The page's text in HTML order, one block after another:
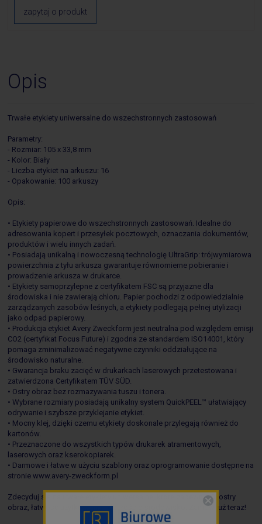
zapytaj o produkt
Opis
Trwałe etykiety uniwersalne do wszechstronnych zastosowań
Parametry:
- Rozmiar: 105 x 33,8 mm
- Kolor: Biały
- Liczba etykiet na arkuszu: 16
- Opakowanie: 100 arkuszy
Opis:
• Etykiety papierowe do wszechstronnych zastosowań. Idealne do
adresowania kopert i przesyłek pocztowych, oznaczania dokumentów,
produktów i wielu innych zadań.
• Posiadają unikalną i nowoczesną technologię UltraGrip: trójwymiarowa
powierzchnia z tyłu arkusza gwarantuje równomierne pobieranie i
prowadzenie arkusza w drukarce.
• Etykiety samoprzylepne z certyfikatem FSC są przyjazne dla
środowiska i nie zawierają chloru. Papier pochodzi z odpowiedzialnie
zarządzanych zasobów leśnych, a etykiety podlegają pełnej utylizacji
jako odpad papierowy.
• Produkcja etykiet Avery Zweckform jest neutralna pod względem emisji
CO2 (certyfikat Focus Future) i zgodna ze standardem ISO14001, który
pomaga zminimalizować negatywne czynniki oddziałujące na
środowisko naturalne.
• Gwarancja braku zacięć w drukarkach laserowych przetestowana i
zatwierdzona Certyfikatem TÜV SÜD.
• Ostry obraz bez rozmazywania tuszu i tonera.
• Wybrane rozmiary posiadają unikalny system QuickPEEL™ ułatwiający
odrywanie i szybsze przyklejanie etykiet.
• Mocny klej, dzięki czemu etykiety doskonale przylegają również do
kartonów.
• Przeznaczone do wszystkich typów drukarek atramentowych,
laserowych oraz kserokopiarek.
• Darmowe i łatwe w użyciu szablony oraz oprogramowanie dostępne na
stronie www.avery-zweckform.pl
Zdecyduj się na trwałe etykiety uniwersalne, które zapewnią Ci ostry
obraz, łatwość użytkowania i dbałość o środowisko. Zamów już teraz!